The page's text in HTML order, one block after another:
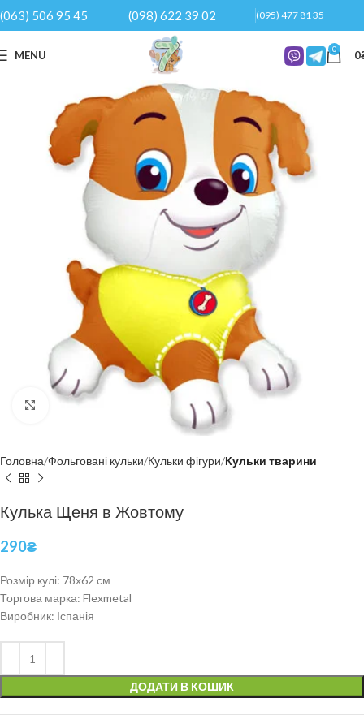
(063) 506 95 45 (098) 622 39 02 (095) 477 81 35
MENU 0 0
Click to enlarge
Головна Фольговані кульки Кульки фігури Кульки тварини
Кулька Щеня в Жовтому
290₴
Розмір кулі: 78х62 см
Торгова марка: Flexmetal
Виробник: Іспанія
ДОДАТИ В КОШИК